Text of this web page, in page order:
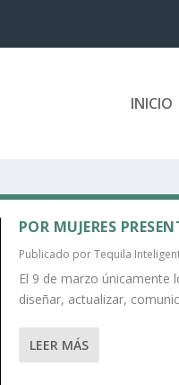
INICIO
POR MUJERES
Publicado porTequila
El 9 de marzo únicamente
diseñar, actualizar,
LEER MÁS